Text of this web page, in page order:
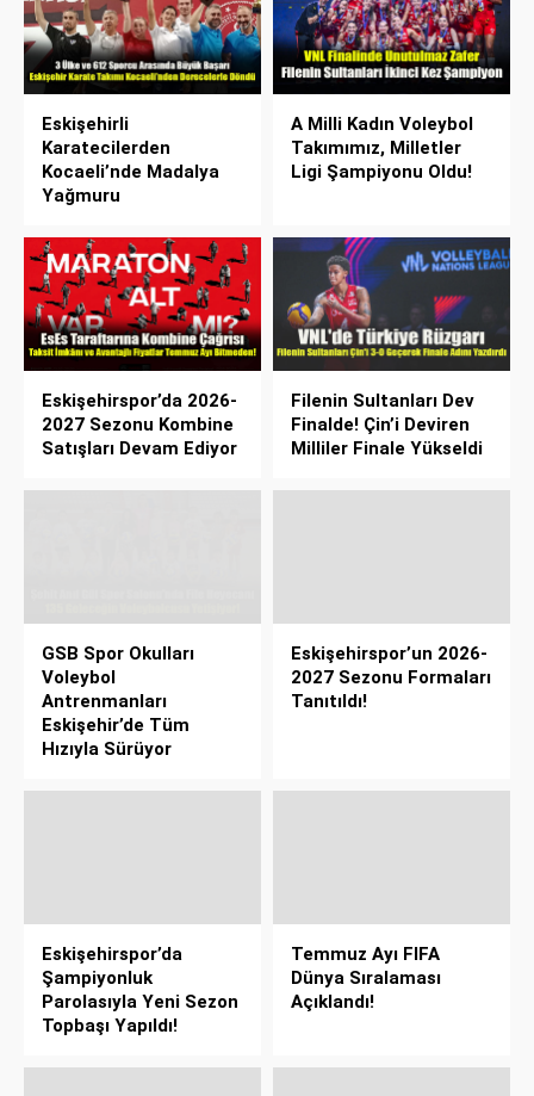
Eskişehirli
Karatecilerden
Kocaeli’nde Madalya
Yağmuru
A Milli Kadın Voleybol
Takımımız, Milletler
Ligi Şampiyonu Oldu!
Eskişehirspor’da 2026-
2027 Sezonu Kombine
Satışları Devam Ediyor
Filenin Sultanları Dev
Finalde! Çin’i Deviren
Milliler Finale Yükseldi
GSB Spor Okulları
Voleybol
Antrenmanları
Eskişehir’de Tüm
Hızıyla Sürüyor
Eskişehirspor’un 2026-
2027 Sezonu Formaları
Tanıtıldı!
Eskişehirspor’da
Şampiyonluk
Parolasıyla Yeni Sezon
Topbaşı Yapıldı!
Temmuz Ayı FIFA
Dünya Sıralaması
Açıklandı!